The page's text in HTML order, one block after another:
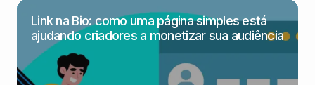
Link na Bio: como uma página simples está
ajudando criadores a monetizar sua audiência